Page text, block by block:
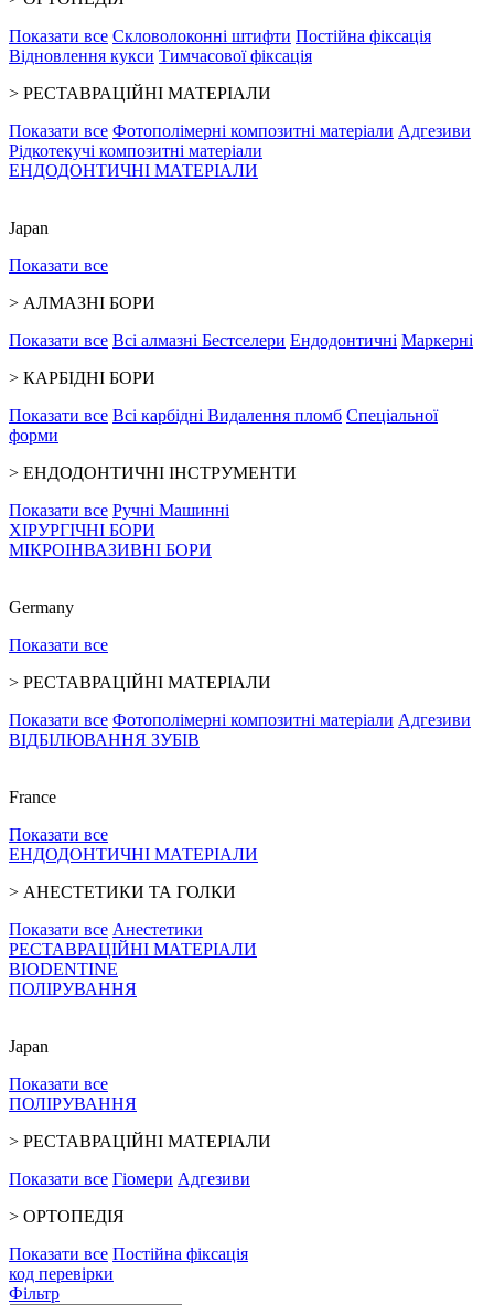
Показати все Скловолоконні штифти Постійна фіксація
Відновлення кукси Тимчасової фіксація
> РЕСТАВРАЦІЙНІ МАТЕРІАЛИ
Показати все Фотополімерні композитні матеріали Адгезиви
Рідкотекучі композитні матеріали
ЕНДОДОНТИЧНІ МАТЕРІАЛИ
Japan
Показати все
> АЛМАЗНІ БОРИ
Показати все Всі алмазні Бестселери Ендодонтичні Маркерні
> КАРБІДНІ БОРИ
Показати все Всі карбідні Видалення пломб Спеціальної
форми
> ЕНДОДОНТИЧНІ ІНСТРУМЕНТИ
Показати все Ручні Машинні
ХІРУРГІЧНІ БОРИ
МІКРОІНВАЗИВНІ БОРИ
Germany
Показати все
> РЕСТАВРАЦІЙНІ МАТЕРІАЛИ
Показати все Фотополімерні композитні матеріали Адгезиви
ВІДБІЛЮВАННЯ ЗУБІВ
France
Показати все
ЕНДОДОНТИЧНІ МАТЕРІАЛИ
> АНЕСТЕТИКИ ТА ГОЛКИ
Показати все Анестетики
РЕСТАВРАЦІЙНІ МАТЕРІАЛИ
BIODENTINE
ПОЛІРУВАННЯ
Japan
Показати все
ПОЛІРУВАННЯ
> РЕСТАВРАЦІЙНІ МАТЕРІАЛИ
Показати все Гіомери Адгезиви
> ОРТОПЕДІЯ
Показати все Постійна фіксація
код перевiрки
Фільтр